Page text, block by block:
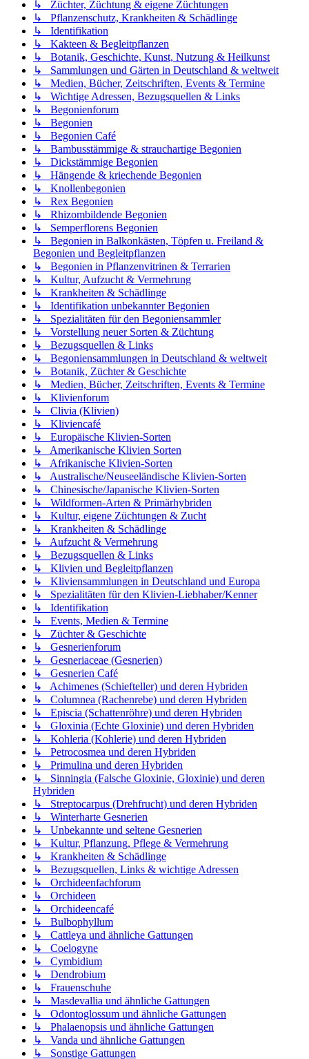
↳ Züchter, Züchtung & eigene Züchtungen
↳ Pflanzenschutz, Krankheiten & Schädlinge
↳ Identifikation
↳ Kakteen & Begleitpflanzen
↳ Botanik, Geschichte, Kunst, Nutzung & Heilkunst
↳ Sammlungen und Gärten in Deutschland & weltweit
↳ Medien, Bücher, Zeitschriften, Events & Termine
↳ Wichtige Adressen, Bezugsquellen & Links
↳ Begonienforum
↳ Begonien
↳ Begonien Café
↳ Bambusstämmige & strauchartige Begonien
↳ Dickstämmige Begonien
↳ Hängende & kriechende Begonien
↳ Knollenbegonien
↳ Rex Begonien
↳ Rhizombildende Begonien
↳ Semperflorens Begonien
↳ Begonien in Balkonkästen, Töpfen u. Freiland &
Begonien und Begleitpflanzen
↳ Begonien in Pflanzenvitrinen & Terrarien
↳ Kultur, Aufzucht & Vermehrung
↳ Krankheiten & Schädlinge
↳ Identifikation unbekannter Begonien
↳ Spezialitäten für den Begoniensammler
↳ Vorstellung neuer Sorten & Züchtung
↳ Bezugsquellen & Links
↳ Begoniensammlungen in Deutschland & weltweit
↳ Botanik, Züchter & Geschichte
↳ Medien, Bücher, Zeitschriften, Events & Termine
↳ Klivienforum
↳ Clivia (Klivien)
↳ Kliviencafé
↳ Europäische Klivien-Sorten
↳ Amerikanische Klivien Sorten
↳ Afrikanische Klivien-Sorten
↳ Australische/Neuseeländische Klivien-Sorten
↳ Chinesische/Japanische Klivien-Sorten
↳ Wildformen-Arten & Primärhybriden
↳ Kultur, eigene Züchtungen & Zucht
↳ Krankheiten & Schädlinge
↳ Aufzucht & Vermehrung
↳ Bezugsquellen & Links
↳ Klivien und Begleitpflanzen
↳ Kliviensammlungen in Deutschland und Europa
↳ Spezialitäten für den Klivien-Liebhaber/Kenner
↳ Identifikation
↳ Events, Medien & Termine
↳ Züchter & Geschichte
↳ Gesnerienforum
↳ Gesneriaceae (Gesnerien)
↳ Gesnerien Café
↳ Achimenes (Schiefteller) und deren Hybriden
↳ Columnea (Rachenrebe) und deren Hybriden
↳ Episcia (Schattenröhre) und deren Hybriden
↳ Gloxinia (Echte Gloxinie) und deren Hybriden
↳ Kohleria (Kohlerie) und deren Hybriden
↳ Petrocosmea und deren Hybriden
↳ Primulina und deren Hybriden
↳ Sinningia (Falsche Gloxinie, Gloxinie) und deren
Hybriden
↳ Streptocarpus (Drehfrucht) und deren Hybriden
↳ Winterharte Gesnerien
↳ Unbekannte und seltene Gesnerien
↳ Kultur, Pflanzung, Pflege & Vermehrung
↳ Krankheiten & Schädlinge
↳ Bezugsquellen, Links & wichtige Adressen
↳ Orchideenfachforum
↳ Orchideen
↳ Orchideencafé
↳ Bulbophyllum
↳ Cattleya und ähnliche Gattungen
↳ Coelogyne
↳ Cymbidium
↳ Dendrobium
↳ Frauenschuhe
↳ Masdevallia und ähnliche Gattungen
↳ Odontoglossum und ähnliche Gattungen
↳ Phalaenopsis und ähnliche Gattungen
↳ Vanda und ähnliche Gattungen
↳ Sonstige Gattungen